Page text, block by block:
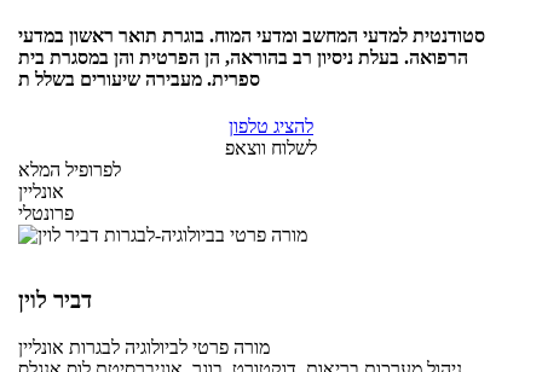
סטודנטית למדעי המחשב ומדעי המוח. בוגרת תואר ראשון במדעי
הרפואה. בעלת ניסיון רב בהוראה, הן הפרטית והן במסגרת בית
ספרית. מעבירה שיעורים בשלל ת
להציג טלפון
לשלוח ווצאפ
לפרופיל המלא
אונליין
פרונטלי
דביר לוין
מורה פרטי לביולוגיה לבגרות אונליין